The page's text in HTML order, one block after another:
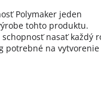
Polymaker jeden
tohto produktu.
nasať každý
potrebné na vytvorenie